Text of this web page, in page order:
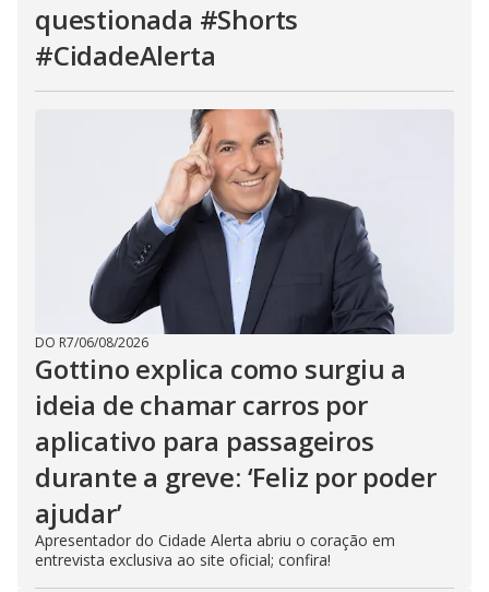
questionada #Shorts
#CidadeAlerta
DO R7/06/08/2026
Gottino explica como surgiu a
ideia de chamar carros por
aplicativo para passageiros
durante a greve: ‘Feliz por poder
ajudar’
Apresentador do Cidade Alerta abriu o coração em
entrevista exclusiva ao site oficial; confira!